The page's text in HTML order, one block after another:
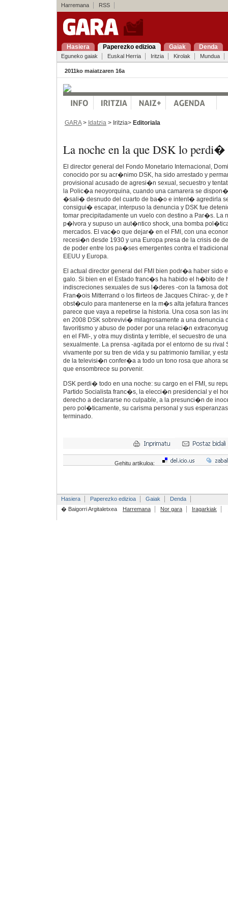
Harremana RSS
Hasiera Paperezko edizioa Gaiak Denda
Eguneko gaiak Euskal Herria Iritzia Kirolak Mundua
2011ko maiatzaren 16a
GARA> Idatzia > Iritzia> Editoriala
La noche en la que DSK lo perdi�
El director general del Fondo Monetario Internacional,
conocido por su acr�nimo DSK, ha sido arrestado y
provisional acusado de agresi�n sexual, secuestro y
la Polic�a neoyorquina, cuando una camarera se
�sali� desnudo del cuarto de ba�o e intent� agredirla
consigui� escapar, interpuso la denuncia y DSK fue
tomar precipitadamente un vuelo con destino a Par�s. La
p�lvora y supuso un aut�ntico shock, una bomba
mercados. El vac�o que dejar� en el FMI, con una
recesi�n desde 1930 y una Europa presa de la crisis de
de poder entre los pa�ses emergentes contra el
EEUU y Europa.
El actual director general del FMI bien podr�a haber sido
galo. Si bien en el Estado franc�s ha habido el h�bito de
indiscreciones sexuales de sus l�deres -con la famosa
Fran�ois Mitterrand o los flirteos de Jacques Chirac- y, de
obst�culo para mantenerse en la m�s alta jefatura
parece que vaya a repetirse la historia. Una cosa son las
en 2008 DSK sobrevivi� milagrosamente a una denuncia
favoritismo y abuso de poder por una relaci�n
en el FMI-, y otra muy distinta y terrible, el secuestro de
sexualmente. La prensa -agitada por el entorno de su rival
vivamente por su tren de vida y su patrimonio familiar, y
de la televisi�n confer�a a todo un tono rosa que ahora
que ensombrece su porvenir.
DSK perdi� todo en una noche: su cargo en el FMI, su
Partido Socialista franc�s, la elecci�n presidencial y el
derecho a declararse no culpable, a la presunci�n de
pero pol�ticamente, su carisma personal y sus
terminado.
Gehitu artikuloa:
Hasiera Paperezko edizioa Gaiak
Denda
� Baigorri Argitaletxea
Harremana Nor gara Iragarkiak